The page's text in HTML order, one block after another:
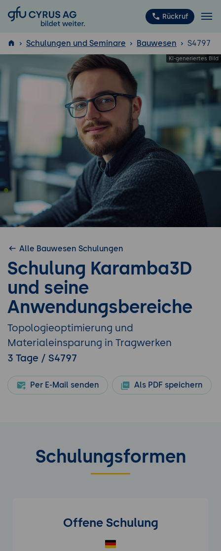
GFU Cyrus AG Rückruf
ISTQB
Schulungen und Seminare Bauwesen S4797
Alle Bauwesen Schulungen
Schulung Karamba3D
und seine
Anwendungsbereiche
Topologieoptimierung und
Materialeinsparung in Tragwerken
3 Tage / S4797
Per E-Mail senden Als PDF speichern
Schulungsformen
Offene Schulung